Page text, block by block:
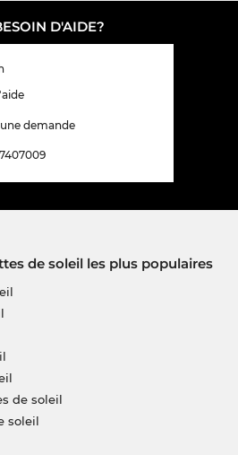
D'AIDE?
demande
de soleil les plus populaires
de soleil
soleil